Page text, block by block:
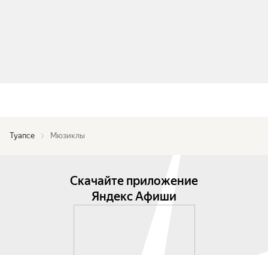
Туапсе Мюзиклы
Скачайте приложение
Яндекс Афиши